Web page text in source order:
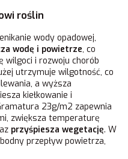
roślin
wody opadowej,
wodę i powietrze, co
wilgoci i rozwoju chorób
utrzymuje wilgotność, co
a wyższa
kiełkowanie i
23g/m2 zapewnia
zwiększa temperaturę
przyśpiesza wegetację. W
przepływ powietrza,